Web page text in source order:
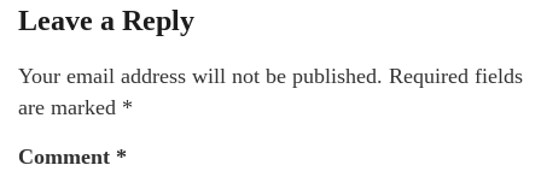
Leave a Reply
Your email address will not be published. Required fields
are marked *
Comment *